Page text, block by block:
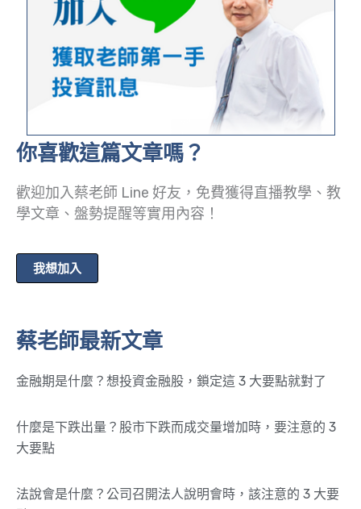
你喜歡這篇文章嗎？
歡迎加入蔡老師 Line 好友，免費獲得直播教學、教
學文章、盤勢提醒等實用內容！
我想加入
蔡老師最新文章
金融期是什麼？想投資金融股，鎖定這 3 大要點就對了
什麼是下跌出量？股市下跌而成交量增加時，要注意的 3
大要點
法說會是什麼？公司召開法人說明會時，該注意的 3 大要